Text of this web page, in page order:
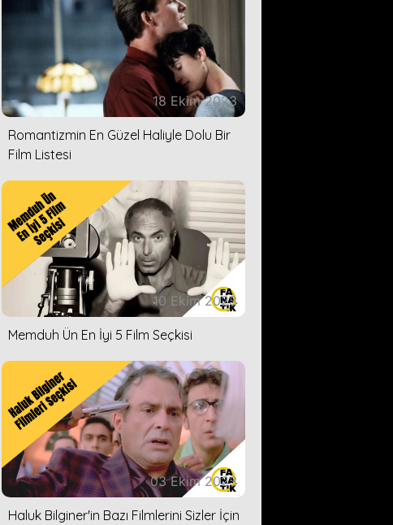
18 Ekim 2023
Romantizmin En Güzel Haliyle Dolu Bir
Film Listesi
10 Ekim 2023
Memduh Ün En İyi 5 Film Seçkisi
03 Ekim 2023
Haluk Bilginer'in Bazı Filmlerini Sizler İçin